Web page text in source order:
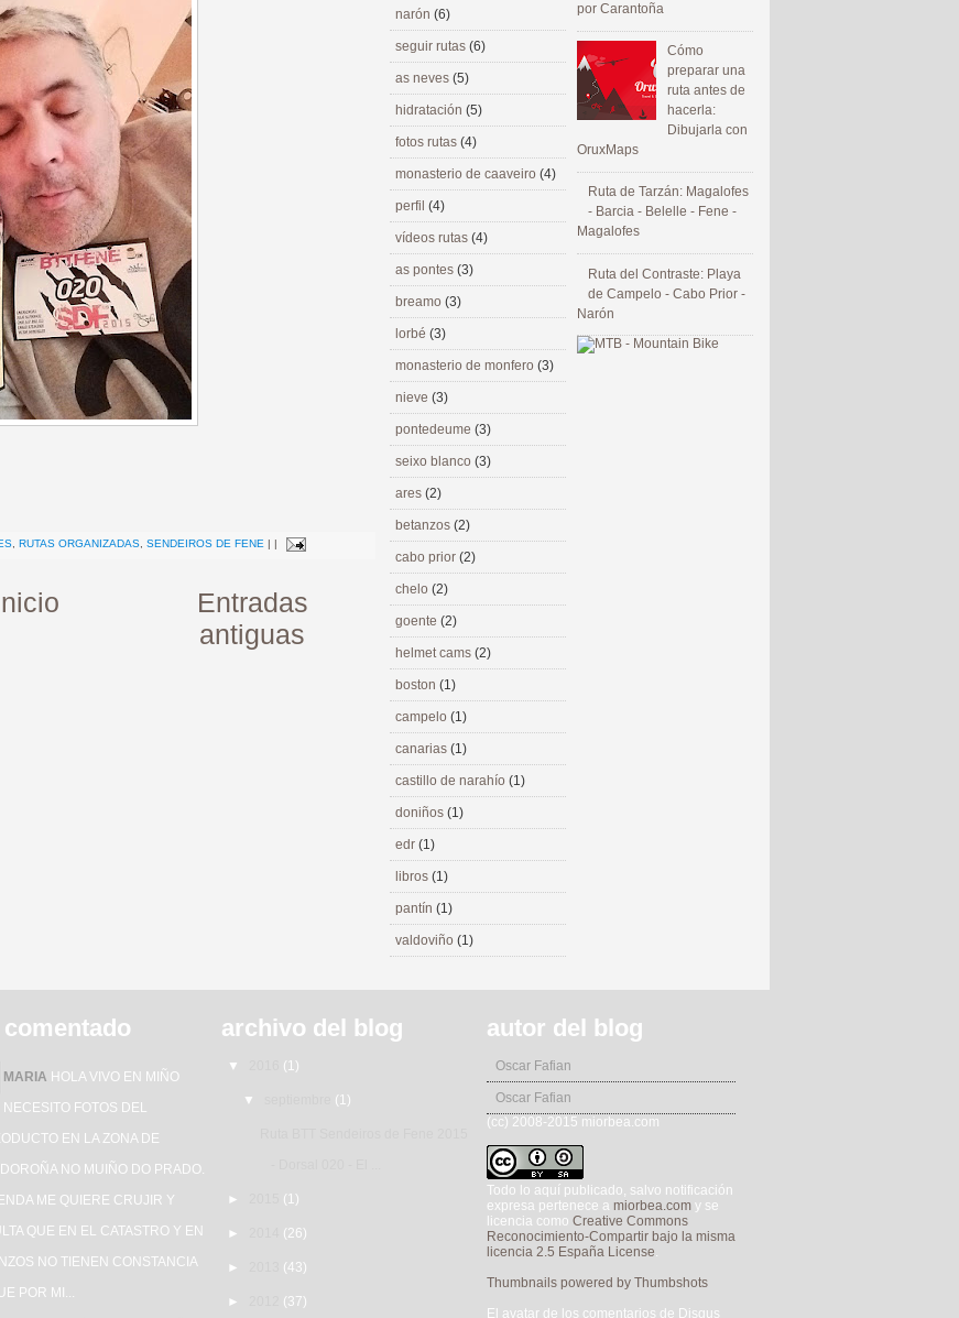
RUTAS ORGANIZADAS SENDEIROS DE FENE | |
Entradas
antiguas
por Carantoña
Cómo
preparar una
ruta antes de
hacerla:
Dibujarla con
OruxMaps
Ruta de Tarzán: Magalofes
- Barcia - Belelle - Fene -
Magalofes
Ruta del Contraste: Playa
de Campelo - Cabo Prior -
Narón
narón (6)
seguir rutas (6)
as neves (5)
hidratación (5)
fotos rutas (4)
monasterio de caaveiro (4)
perfil (4)
vídeos rutas (4)
as pontes (3)
breamo (3)
lorbé (3)
monasterio de monfero (3)
nieve (3)
pontedeume (3)
seixo blanco (3)
ares (2)
betanzos (2)
cabo prior (2)
chelo (2)
goente (2)
helmet cams (2)
boston (1)
campelo (1)
canarias (1)
castillo de narahío (1)
doniños (1)
edr (1)
libros (1)
pantín (1)
valdoviño (1)
comentado
MARIA HOLA VIVO EN MIÑO
NECESITO FOTOS DEL
EN LA ZONA DE
NO MUIÑO DO PRADO.
ME QUIERE CRUJIR Y
QUE EN EL CATASTRO Y EN
NO TIENEN CONSTANCIA
POR MI...
archivo del blog
▼ (1)
▼ (1)
► (1)
► (26)
► (43)
► (37)
autor del blog
Oscar Fafian
Oscar Fafian
(cc) 2008-2015 miorbea.com
Todo lo aquí publicado, salvo notificación
expresa pertenece a miorbea.com y se
licencia como Creative Commons
Reconocimiento-Compartir bajo la misma
licencia 2.5 España License.
Thumbnails powered by Thumbshots
El avatar de los comentarios de Disqus